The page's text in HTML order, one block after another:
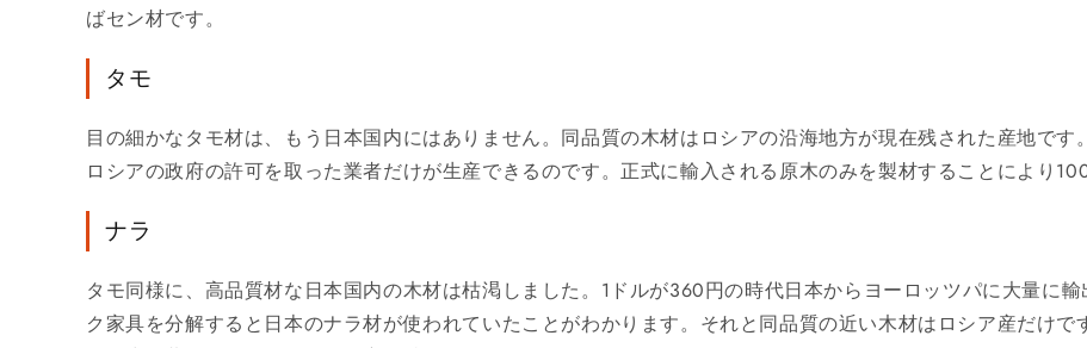
ばセン材です。
タモ
目の細かなタモ材は、もう日本国内にはありません。同品質の木材はロシアの沿海地方が現在残された産地で
ロシアの政府の許可を取った業者だけが生産できるのです。正式に輸入される原木のみを製材することにより
ナラ
タモ同様に、高品質材な日本国内の木材は枯渇しました。1ドルが360円の時代日本からヨーロッツパに大量に
ク家具を分解すると日本のナラ材が使われていたことがわかります。それと同品質の近い木材はロシア産だけ